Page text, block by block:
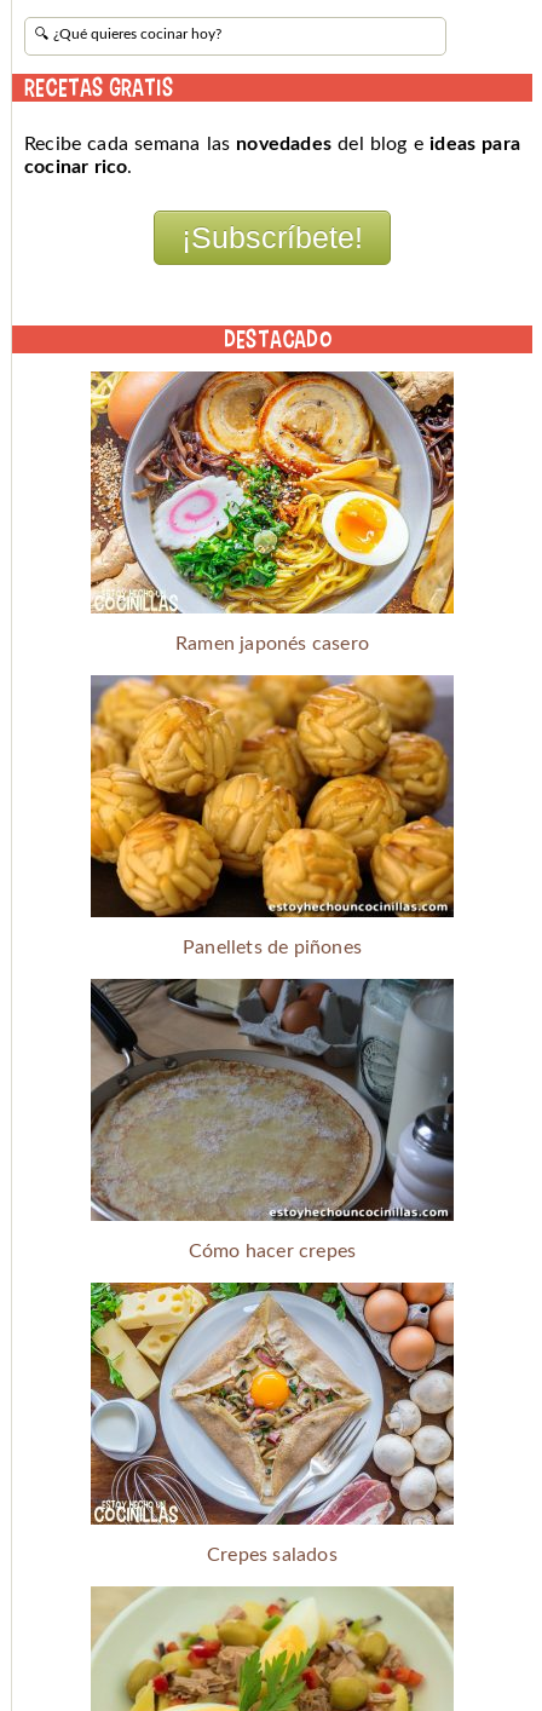
RECETAS GRATIS
Recibe cada semana las novedades del blog eideas para
cocinar rico.
DESTACADO
Ramen japonés casero
Panellets de piñones
Cómo hacer crepes
Crepes salados